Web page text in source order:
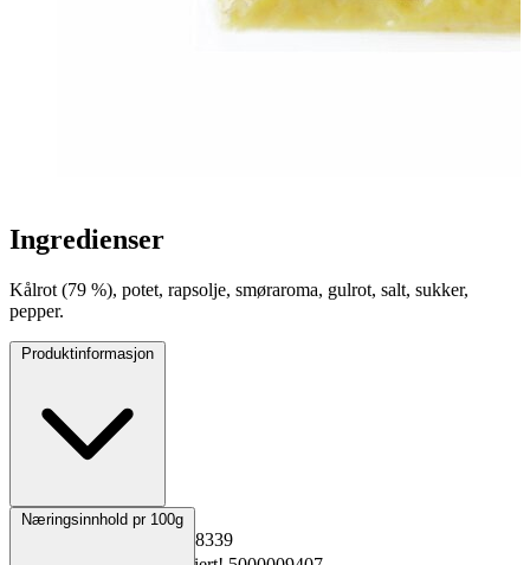
Ingredienser
Kålrot (79 %), potet, rapsolje, smøraroma, gulrot, salt, sukker,
pepper.
Produktinformasjon
Opprinnelsesland Norge
5838339
Næringsinnhold pr 100g